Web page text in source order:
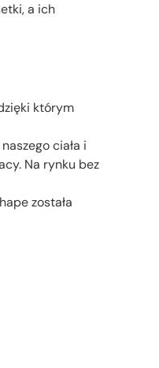
a ich
którym
ciała i
Na rynku bez
została